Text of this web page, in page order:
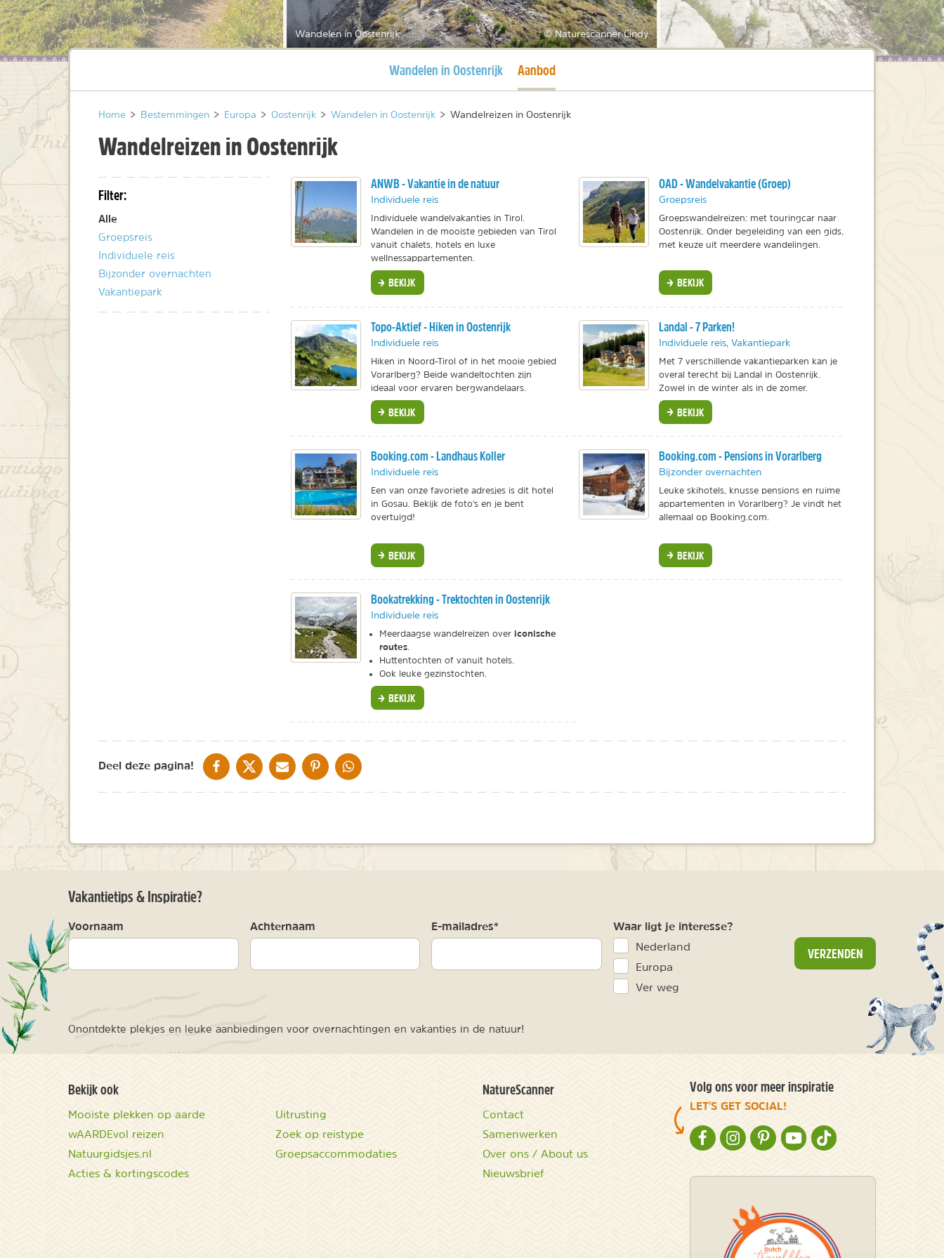
Wandelen in Oostenrijk © Naturescanner Cindy
Huidige pagina
Wandelen in Oostenrijk Huidige pagina
Aanbod
Home > Bestemmingen > Europa > Oostenrijk > Wandelen in Oostenrijk > Wandelreizen in Oostenrijk
Wandelreizen in Oostenrijk
Filter:
Alle
Groepsreis
Individuele reis
Bijzonder overnachten
Vakantiepark
ANWB - Vakantie in de natuur
Individuele reis
Individuele wandelvakanties in Tirol.
Wandelen in de mooiste gebieden van Tirol
vanuit chalets, hotels en luxe
wellnessappartementen.
BEKIJK
OAD - Wandelvakantie (Groep)
Groepsreis
Groepswandelreizen: met touringcar naar
Oostenrijk. Onder begeleiding van een gids,
met keuze uit meerdere wandelingen.
BEKIJK
Topo-Aktief - Hiken in Oostenrijk
Individuele reis
Hiken in Noord-Tirol of in het mooie gebied
Vorarlberg? Beide wandeltochten zijn
ideaal voor ervaren bergwandelaars.
BEKIJK
Landal - 7 Parken!
Individuele reis, Vakantiepark
Met 7 verschillende vakantieparken kan je
overal terecht bij Landal in Oostenrijk.
Zowel in de winter als in de zomer.
BEKIJK
Booking.com - Landhaus Koller
Individuele reis
Een van onze favoriete adresjes is dit hotel
in Gosau. Bekijk de foto's en je bent
overtuigd!
BEKIJK
Booking.com - Pensions in Vorarlberg
Bijzonder overnachten
Leuke skihotels, knusse pensions en ruime
appartementen in Vorarlberg? Je vindt het
allemaal op Booking.com.
BEKIJK
Bookatrekking - Trektochten in Oostenrijk
Individuele reis
Meerdaagse wandelreizen over iconische
routes.
Huttentochten of vanuit hotels.
Ook leuke gezinstochten.
BEKIJK
Deel deze pagina! DELEN OP FACEBOOK
DELEN OP XDELEN VIA DE MAIL
DELEN OP PINTEREST
DELEN OP WHATSAPP
Vakantietips & Inspiratie?
Voornaam Achternaam E-mailadres* Waar ligt je interesse?
Nederland
Europa
Ver weg
VERZENDEN
Onontdekte plekjes en leuke aanbiedingen voor overnachtingen en vakanties in de natuur!
Bekijk ook
Mooiste plekken op aarde
wAARDEvol reizen
Natuurgidsjes.nl
Acties & kortingscodes
Uitrusting
Zoek op reistype
Groepsaccommodaties
NatureScanner
Contact
Samenwerken
Over ons / About us
Nieuwsbrief
Volg ons voor meer inspiratie
LET'S GET SOCIAL!
NATURESCANNER OP FACEBOOK
NATURESCANNER OP INSTAGRAM
NATURESCANNER OP PINTEREST
NATURESCANNER OP YOUTUBE
NATURESCANNER OP